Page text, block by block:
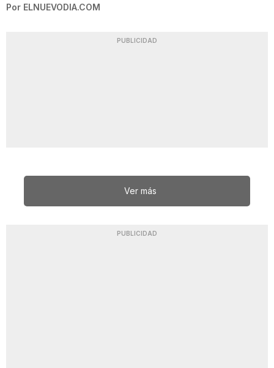
Por ELNUEVODIA.COM
PUBLICIDAD
Ver más
PUBLICIDAD